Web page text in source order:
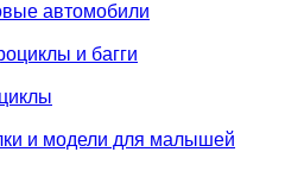
автомобили
и багги
и модели для малышей